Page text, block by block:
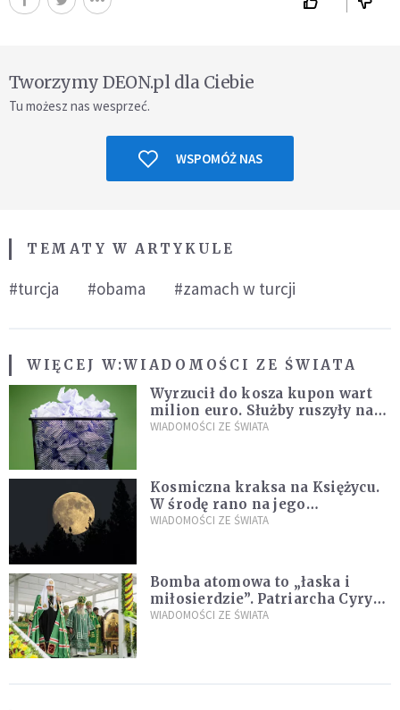
Tworzymy DEON.pl dla Ciebie
Tu możesz nas wesprzeć.
WSPOMÓŻ NAS
TEMATY W ARTYKULE
#turcja #obama #zamach w turcji
WIĘCEJ W:WIADOMOŚCI ZE ŚWIATA
Wyrzucił do kosza kupon wart
milion euro. Służby ruszyły na
poszukiwania
WIADOMOŚCI ZE ŚWIATA
Kosmiczna kraksa na Księżycu.
W środę rano na jego
powierzchni dojdzie do
WIADOMOŚCI ZE ŚWIATA
Bomba atomowa to „łaska i
miłosierdzie”. Patriarcha Cyryl
wychwala Putina
WIADOMOŚCI ZE ŚWIATA